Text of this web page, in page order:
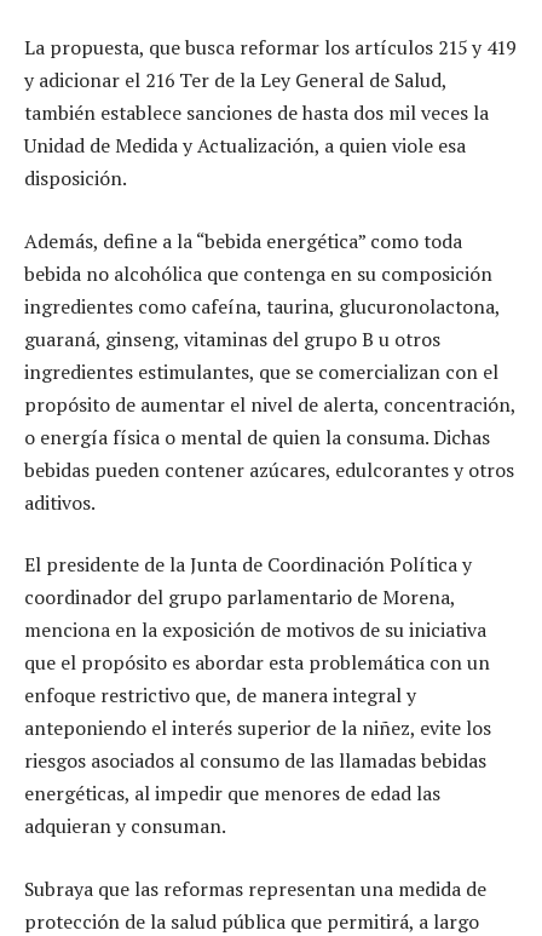
La propuesta, que busca reformar los artículos 215 y 419
y adicionar el 216 Ter de la Ley General de Salud,
también establece sanciones de hasta dos mil veces la
Unidad de Medida y Actualización, a quien viole esa
disposición.
Además, define a la “bebida energética” como toda
bebida no alcohólica que contenga en su composición
ingredientes como cafeína, taurina, glucuronolactona,
guaraná, ginseng, vitaminas del grupo B u otros
ingredientes estimulantes, que se comercializan con el
propósito de aumentar el nivel de alerta, concentración,
o energía física o mental de quien la consuma. Dichas
bebidas pueden contener azúcares, edulcorantes y otros
aditivos.
El presidente de la Junta de Coordinación Política y
coordinador del grupo parlamentario de Morena,
menciona en la exposición de motivos de su iniciativa
que el propósito es abordar esta problemática con un
enfoque restrictivo que, de manera integral y
anteponiendo el interés superior de la niñez, evite los
riesgos asociados al consumo de las llamadas bebidas
energéticas, al impedir que menores de edad las
adquieran y consuman.
Subraya que las reformas representan una medida de
protección de la salud pública que permitirá, a largo